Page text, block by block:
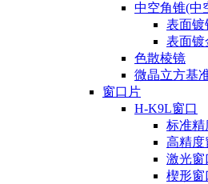
中空角锥(中
表面镀
表面镀
色散棱镜
微晶立方基
窗口片
H-K9L窗口
标准精
高精度
激光窗
楔形窗